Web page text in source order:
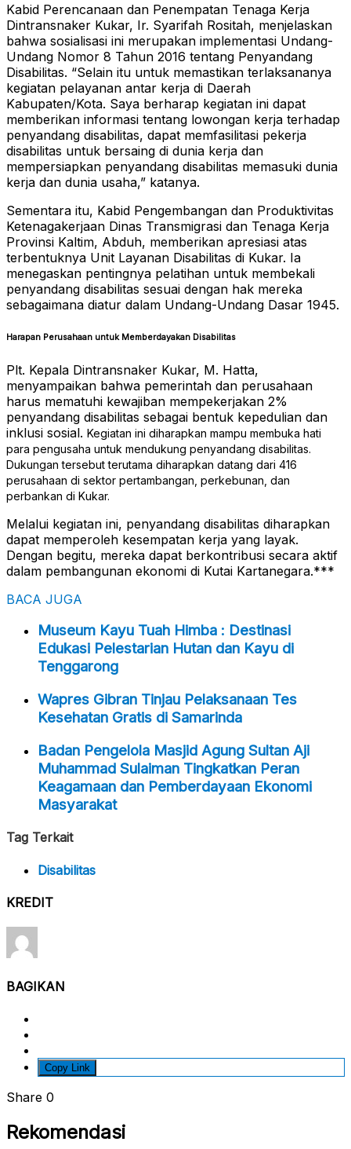
Kabid Perencanaan dan Penempatan Tenaga Kerja
Dintransnaker Kukar, Ir. Syarifah Rositah, menjelaskan
bahwa sosialisasi ini merupakan implementasi Undang-
Undang Nomor 8 Tahun 2016 tentang Penyandang
Disabilitas. “Selain itu untuk memastikan terlaksananya
kegiatan pelayanan antar kerja di Daerah
Kabupaten/Kota. Saya berharap kegiatan ini dapat
memberikan informasi tentang lowongan kerja terhadap
penyandang disabilitas, dapat memfasilitasi pekerja
disabilitas untuk bersaing di dunia kerja dan
mempersiapkan penyandang disabilitas memasuki dunia
kerja dan dunia usaha,” katanya.
Sementara itu, Kabid Pengembangan dan Produktivitas
Ketenagakerjaan Dinas Transmigrasi dan Tenaga Kerja
Provinsi Kaltim, Abduh, memberikan apresiasi atas
terbentuknya Unit Layanan Disabilitas di Kukar. Ia
menegaskan pentingnya pelatihan untuk membekali
penyandang disabilitas sesuai dengan hak mereka
sebagaimana diatur dalam Undang-Undang Dasar 1945.
Harapan Perusahaan untuk Memberdayakan Disabilitas
Plt. Kepala Dintransnaker Kukar, M. Hatta,
menyampaikan bahwa pemerintah dan perusahaan
harus mematuhi kewajiban mempekerjakan 2%
penyandang disabilitas sebagai bentuk kepedulian dan
inklusi sosial. Kegiatan ini diharapkan mampu membuka hati
para pengusaha untuk mendukung penyandang disabilitas.
Dukungan tersebut terutama diharapkan datang dari 416
perusahaan di sektor pertambangan, perkebunan, dan
perbankan di Kukar.
Melalui kegiatan ini, penyandang disabilitas diharapkan
dapat memperoleh kesempatan kerja yang layak.
Dengan begitu, mereka dapat berkontribusi secara aktif
dalam pembangunan ekonomi di Kutai Kartanegara.***
BACA JUGA
Museum Kayu Tuah Himba : Destinasi
Edukasi Pelestarian Hutan dan Kayu di
Tenggarong
Wapres Gibran Tinjau Pelaksanaan Tes
Kesehatan Gratis di Samarinda
Badan Pengelola Masjid Agung Sultan Aji
Muhammad Sulaiman Tingkatkan Peran
Keagamaan dan Pemberdayaan Ekonomi
Masyarakat
Tag Terkait
Disabilitas
KREDIT
BAGIKAN
Copy Link
Share 0
Rekomendasi